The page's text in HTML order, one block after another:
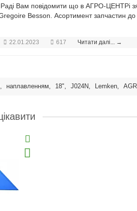
Раді Вам повідомити що в АГРО-ЦЕНТРі
Besson. Асортимент запчастин до
22.01.2023 617 Читати далі... →
, наплавленням, 18", J024N, Lemken,